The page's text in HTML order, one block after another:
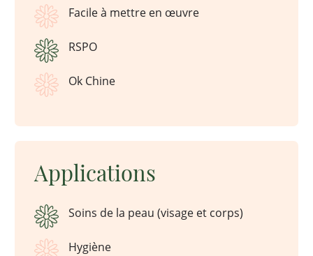
Facile à mettre en œuvre
RSPO
Ok Chine
Applications
Soins de la peau (visage et corps)
Hygiène